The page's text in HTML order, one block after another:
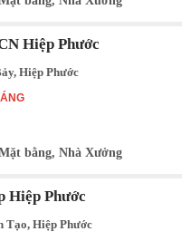
Hiệp Phước
Hiệp Phước
bằng, Nhà Xưởng
Hiệp Phước
Tạo, Hiệp Phước